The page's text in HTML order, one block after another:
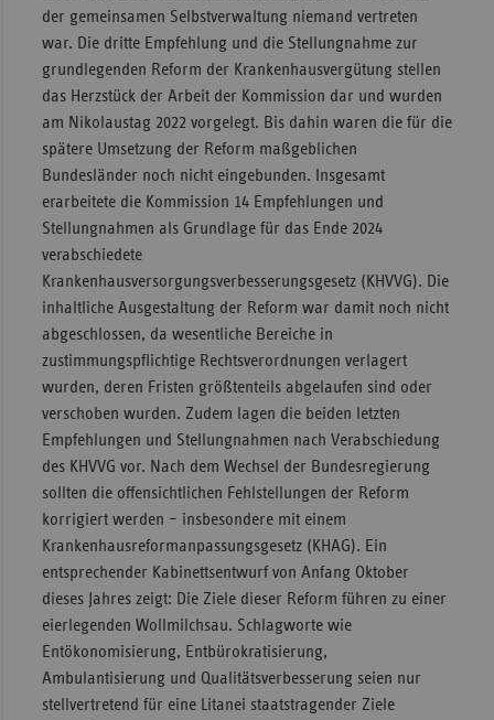
der gemeinsamen Selbstverwaltung niemand vertreten
war. Die dritte Empfehlung und die Stellungnahme zur
grundlegenden Reform der Krankenhausvergütung stellen
das Herzstück der Arbeit der Kommission dar und wurden
am Nikolaustag 2022 vorgelegt. Bis dahin waren die für die
spätere Umsetzung der Reform maßgeblichen
Bundesländer noch nicht eingebunden. Insgesamt
erarbeitete die Kommission 14 Empfehlungen und
Stellungnahmen als Grundlage für das Ende 2024
verabschiedete
Krankenhausversorgungsverbesserungsgesetz (KHVVG). Die
inhaltliche Ausgestaltung der Reform war damit noch nicht
abgeschlossen, da wesentliche Bereiche in
zustimmungspflichtige Rechtsverordnungen verlagert
wurden, deren Fristen größtenteils abgelaufen sind oder
verschoben wurden. Zudem lagen die beiden letzten
Empfehlungen und Stellungnahmen nach Verabschiedung
des KHVVG vor. Nach dem Wechsel der Bundesregierung
sollten die offensichtlichen Fehlstellungen der Reform
korrigiert werden – insbesondere mit einem
Krankenhausreformanpassungsgesetz (KHAG). Ein
entsprechender Kabinettsentwurf von Anfang Oktober
dieses Jahres zeigt: Die Ziele dieser Reform führen zu einer
eierlegenden Wollmilchsau. Schlagworte wie
Entökonomisierung, Entbürokratisierung,
Ambulantisierung und Qualitätsverbesserung seien nur
stellvertretend für eine Litanei staatstragender Ziele